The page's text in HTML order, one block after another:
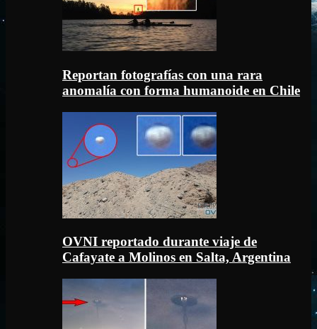
Reportan fotografías con una rara
anomalía con forma humanoide en Chile
OVNI reportado durante viaje de
Cafayate a Molinos en Salta, Argentina